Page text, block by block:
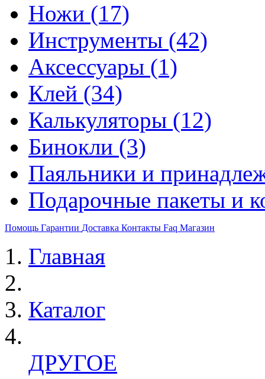
Ножи (17)
Инструменты (42)
Аксессуары (1)
Клей (34)
Калькуляторы (12)
Бинокли (3)
Паяльники и
Подарочные пакеты и
Помощь Гарантии Доставка Контакты Faq Магазин
Главная
Каталог
ДРУГОЕ